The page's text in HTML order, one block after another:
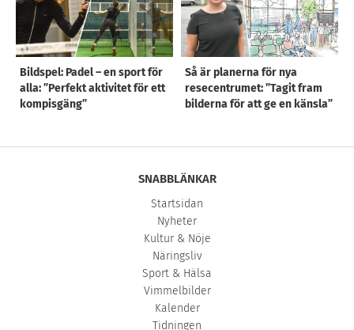
Bildspel: Padel – en sport för
alla: ”Perfekt aktivitet för ett
kompisgäng”
Så är planerna för nya
resecentrumet: ”Tagit fram
bilderna för att ge en känsla”
SNABBLÄNKAR
Startsidan
Nyheter
Kultur & Nöje
Näringsliv
Sport & Hälsa
Vimmelbilder
Kalender
Tidningen